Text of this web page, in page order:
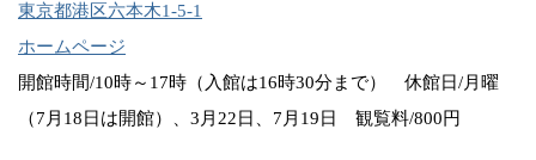
東京都港区六本木1-5-1
ホームページ
開館時間/10時～17時（入館は16時30分まで） 休館日/月曜
（7月18日は開館）、3月22日、7月19日 観覧料/800円